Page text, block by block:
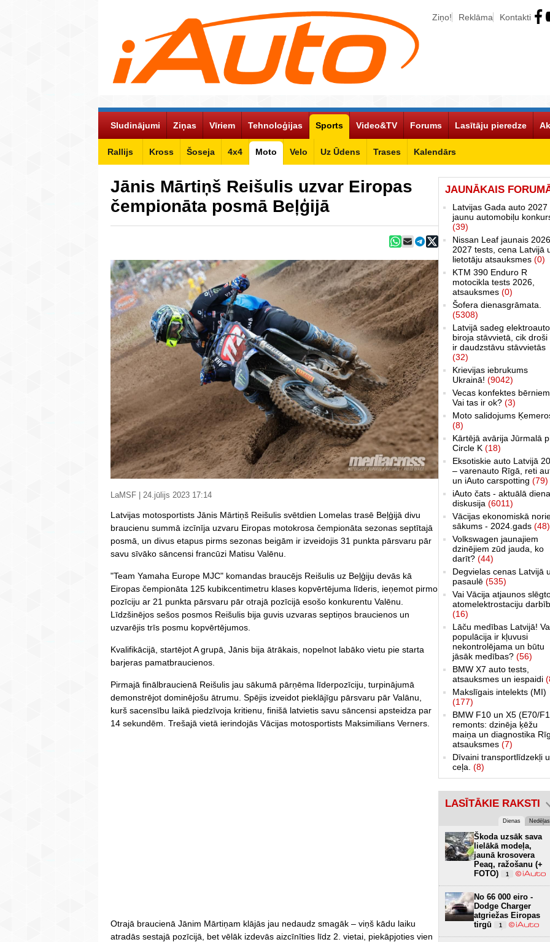
Ziņo! Reklāma Kontakti
Sludinājumi Ziņas Vīriem Tehnoloģijas Sports
Rallijs Kross Šoseja 4x4 Moto Velo Uz Ūdens Trases Kalendārs
Video&TV Forums Lasītāju pieredze
Jānis Mārtiņš Reišulis uzvar Eiropas
čempionāta posmā Beļģijā
LaMSF | 24.jūlijs 2023 17:14
Latvijas motosportists Jānis Mārtiņš Reišulis svētdien Lomelas trasē Beļģijā divu
braucienu summā izcīnīja uzvaru Eiropas motokrosa čempionāta sezonas septītajā
posmā, un divus etapus pirms sezonas beigām ir izveidojis 31 punkta pārsvaru pār
savu sīvāko sāncensi francūzi Matisu Valēnu.
"Team Yamaha Europe MJC" komandas braucējs Reišulis uz Beļģiju devās kā
Eiropas čempionāta 125 kubikcentimetru klases kopvērtējuma līderis, ieņemot pirmo
pozīciju ar 21 punkta pārsvaru pār otrajā pozīcijā esošo konkurentu Valēnu.
Līdzšinējos sešos posmos Reišulis bija guvis uzvaras septiņos braucienos un
uzvarējis trīs posmu kopvērtējumos.
Kvalifikācijā, startējot A grupā, Jānis bija ātrākais, nopelnot labāko vietu pie starta
barjeras pamatbraucienos.
Pirmajā finālbraucienā Reišulis jau sākumā pārņēma līderpozīciju, turpinājumā
demonstrējot dominējošu ātrumu. Spējis izveidot pieklājīgu pārsvaru pār Valānu,
kurš sacensību laikā piedzīvoja kritienu, finišā latvietis savu sāncensi apsteidza par
14 sekundēm. Trešajā vietā ierindojās Vācijas motosportists Maksimilians Verners.
Otrajā braucienā Jānim Mārtiņam klājās jau nedaudz smagāk – viņš kādu laiku
atradās sestajā pozīcijā, bet vēlāk izdevās aizcīnīties līdz 2. vietai, piekāpjoties vien
JAUNĀKAIS
Latvijas Gada auto 2027
jaunu automobiļu
(39)
Nissan Leaf jaunais
2027 tests, cena Latvijā
lietotāju atsauksmes (0)
KTM 390 Enduro R
motocikla tests 2026,
atsauksmes (0)
Šofera dienasgrāmata.
(5308)
Latvijā sadeg elektroauto
biroja stāvvietā, cik droši
ir daudzstāvu stāvvietās
(32)
Krievijas iebrukums
Ukrainā! (9042)
Vecas konfektes
Vai tas ir ok? (3)
Moto salidojums
(8)
Kārtējā avārija Jūrmalā
Circle K (18)
Eksotiskie auto Latvijā
– varenauto Rīgā, reti
un iAuto carspotting (79)
iAuto čats - aktuālā
diskusija (6011)
Vācijas ekonomiskā
sākums - 2024.gads (48)
Volkswagen jaunajiem
dzinējiem zūd jauda, ko
darīt? (44)
Degvielas cenas Latvijā
pasaulē (535)
Vai Vācija atjaunos
atomelektrostaciju
(16)
Lāču medības Latvijā!
populācija ir kļuvusi
nekontrolējama un būtu
jāsāk medības? (56)
BMW X7 auto tests,
atsauksmes un iespaidi
Makslīgais intelekts (MI)
(177)
BMW F10 un X5 (E70/
remonts: dzinēja ķēžu
maiņa un diagnostika
atsauksmes (7)
Dīvaini transportlīdzekļi
ceļa. (8)
LASĪTĀKIE RAKSTI
Dienas Nedēļas
Škoda uzsāk sava
lielākā modeļa,
jaunā krosovera
Peaq, ražošanu (+
FOTO)
1
No 66 000 eiro -
Dodge Charger
atgriežas Eiropas
tirgū
1